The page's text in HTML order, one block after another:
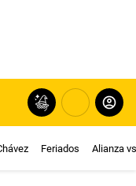
Feriados Alianza